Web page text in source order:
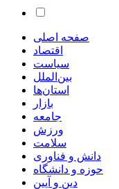
صفحه اصلی
اقتصاد
سیاست
بین‌الملل
استان‌ها
بازار
جامعه
ورزش
سلامت
دانش و فناوری
حوزه و دانشگاه
دین و آیین